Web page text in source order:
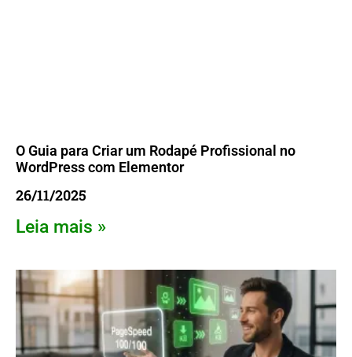
O Guia para Criar um Rodapé Profissional no
WordPress com Elementor
26/11/2025
Leia mais »